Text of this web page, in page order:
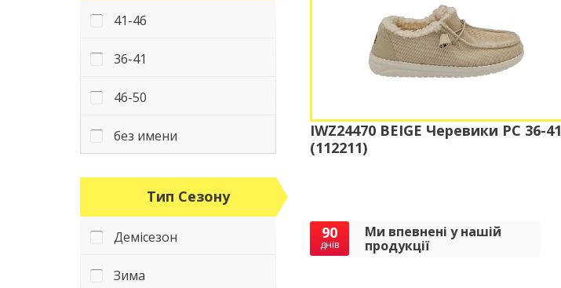
41-46
36-41
46-50
без имени
Тип Сезону
Демісезон
Зима
IWZ24470 BEIGE Черевики РС 36-41
(112211)
90
днів
Ми впевнені у нашій
продукції